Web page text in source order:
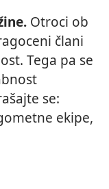
Otroci ob
člani
Tega pa se
se:
ekipe,